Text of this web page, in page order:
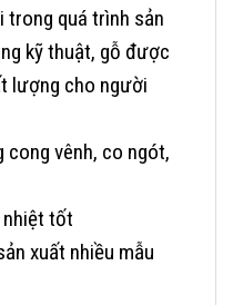
quá trình sản
kỹ thuật, gỗ được
lượng cho người
cong vênh, co ngót,
nhiệt tốt
xuất nhiều mẫu